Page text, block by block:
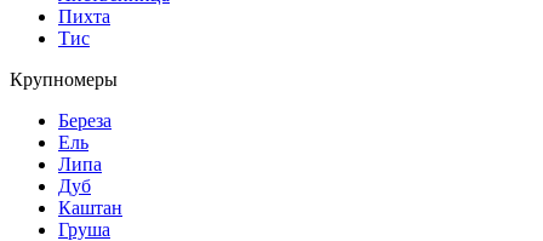
Пихта
Тис
Крупномеры
Береза
Ель
Липа
Дуб
Каштан
Груша